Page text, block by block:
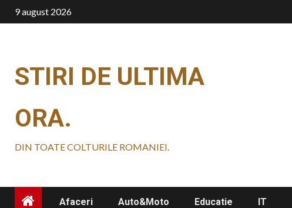
Skip
to
9 august 2026
STIRI DE ULTIMA
ORA.
DIN TOATE COLTURILE ROMANIEI.
Afaceri Auto&Moto Educatie IT